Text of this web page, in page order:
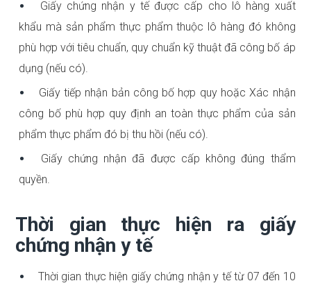
Giấy chứng nhận y tế được cấp cho lô hàng xuất
khẩu mà sản phẩm thực phẩm thuộc lô hàng đó không
phù hợp với tiêu chuẩn, quy chuẩn kỹ thuật đã công bố áp
dụng (nếu có).
Giấy tiếp nhận bản công bố hợp quy hoặc Xác nhận
công bố phù hợp quy định an toàn thực phẩm của sản
phẩm thực phẩm đó bị thu hồi (nếu có).
Giấy chứng nhận đã được cấp không đúng thẩm
quyền.
Thời gian thực hiện ra giấy
chứng nhận y tế
Thời gian thực hiện giấy chứng nhận y tế từ 07 đến 10